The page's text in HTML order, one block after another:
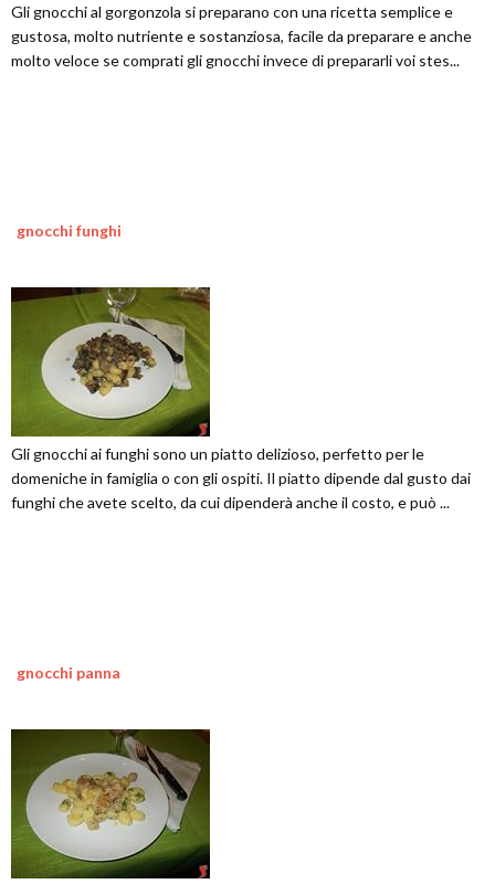
Gli gnocchi al gorgonzola si preparano con una ricetta semplice e
gustosa, molto nutriente e sostanziosa, facile da preparare e anche
molto veloce se comprati gli gnocchi invece di prepararli voi stes...
gnocchi funghi
Gli gnocchi ai funghi sono un piatto delizioso, perfetto per le
domeniche in famiglia o con gli ospiti. Il piatto dipende dal gusto dai
funghi che avete scelto, da cui dipenderà anche il costo, e può ...
gnocchi panna